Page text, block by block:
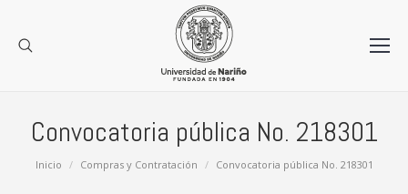
Convocatoria pública No. 218301
Estás aquí:
Inicio Compras y Contratación Convocatoria pública No. 218301